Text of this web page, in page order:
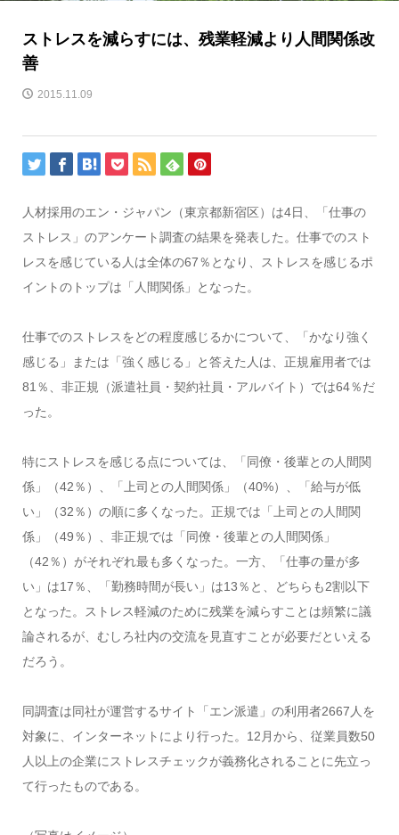
ストレスを減らすには、残業軽減より人間関係改
善
2015.11.09
人材採用のエン・ジャパン（東京都新宿区）は4日、「仕事の
ストレス」のアンケート調査の結果を発表した。仕事でのスト
レスを感じている人は全体の67％となり、ストレスを感じるポ
イントのトップは「人間関係」となった。
仕事でのストレスをどの程度感じるかについて、「かなり強く
感じる」または「強く感じる」と答えた人は、正規雇用者では
81％、非正規（派遣社員・契約社員・アルバイト）では64％だ
った。
特にストレスを感じる点については、「同僚・後輩との人間関
係」（42％）、「上司との人間関係」（40%）、「給与が低
い」（32％）の順に多くなった。正規では「上司との人間関
係」（49％）、非正規では「同僚・後輩との人間関係」
（42％）がそれぞれ最も多くなった。一方、「仕事の量が多
い」は17％、「勤務時間が長い」は13％と、どちらも2割以下
となった。ストレス軽減のために残業を減らすことは頻繁に議
論されるが、むしろ社内の交流を見直すことが必要だといえる
だろう。
同調査は同社が運営するサイト「エン派遣」の利用者2667人を
対象に、インターネットにより行った。12月から、従業員数50
人以上の企業にストレスチェックが義務化されることに先立っ
て行ったものである。